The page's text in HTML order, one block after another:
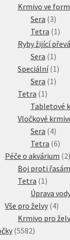
Krmivo ve
Sera 33
Tetra 11
Ryby žijící
Sera 11
Speciální 11
Sera 11
Tetra 11
Tabletové
Vločkové
Sera 44
Tetra 66
Péče o akvárium 22
Boj proti řasám
Tetra 11
Úprava
Vše pro želvy 44
Krmivo pro
55825582